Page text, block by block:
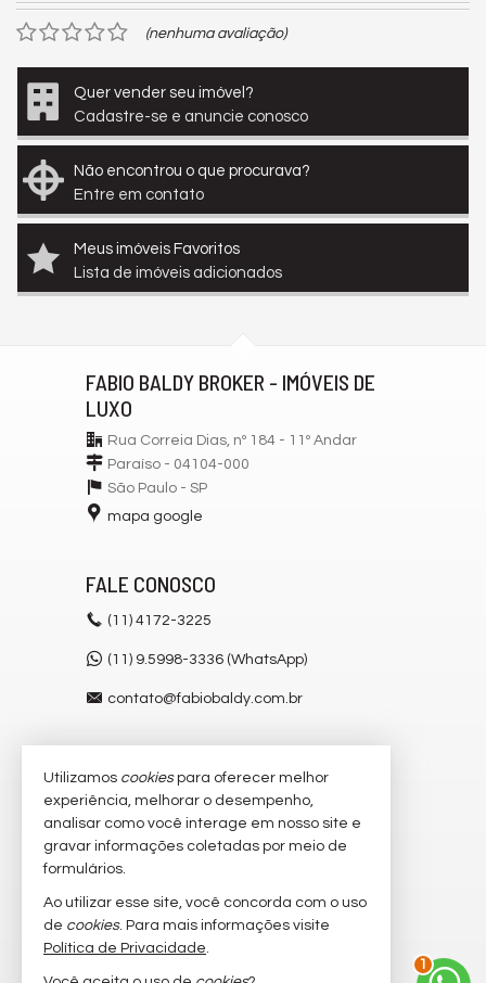
(nenhuma avaliação)
Quer vender seu imóvel?
Cadastre-se e anuncie conosco
Não encontrou o que procurava?
Entre em contato
Meus imóveis Favoritos
Lista de imóveis adicionados
FABIO BALDY BROKER - IMÓVEIS DE
LUXO
Rua Correia Dias, nº 184 - 11º Andar
Paraíso - 04104-000
São Paulo - SP
mapa google
FALE CONOSCO
(11) 4172-3225
(11) 9.5998-3336 (WhatsApp)
contato@fabiobaldy.com.br
VEJA MAIS
receba nosso newsletter
imóveis favoritos
mapa de imóveis
1
Utilizamos cookiespara oferecer melhor
experiência, melhorar o desempenho,
analisar como você interage em nosso site e
gravar informações coletadas por meio de
formulários.
Ao utilizar esse site, você concorda com o uso
de cookies. Para mais informações visite
Política de Privacidade.